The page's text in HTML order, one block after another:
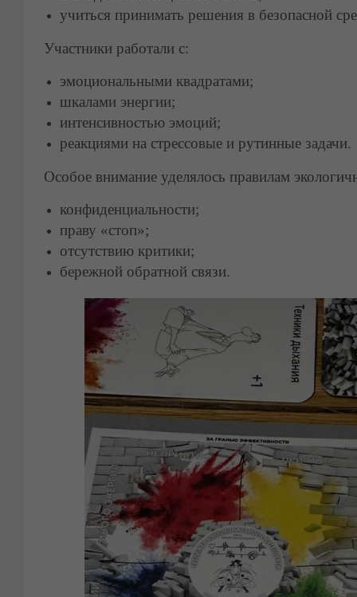
учиться принимать решения в безопасной
Участники работали с:
эмоциональными квадратами;
шкалами энергии;
интенсивностью эмоций;
реакциями на стрессовые и рутинные задачи.
Особое внимание уделялось правилам
конфиденциальности;
праву «стоп»;
отсутствию критики;
бережной обратной связи.